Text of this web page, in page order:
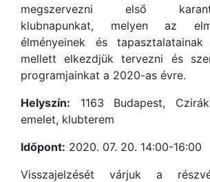
megszervezni első
klubnapunkat, melyen az
élményeinek és tapasztalatainak
mellett elkezdjük tervezni és
programjainkat a 2020-as évre.
Helyszín: 1163 Budapest,
emelet, klubterem
Időpont: 2020. 07. 20. 14:00-16:00
Visszajelzését várjuk a